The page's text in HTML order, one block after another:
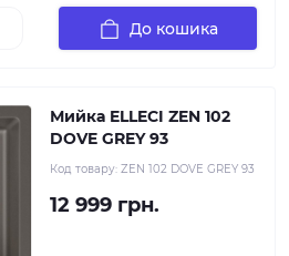
До кошика
Мийка ELLECI ZEN 102
DOVE GREY 93
Код товару: ZEN 102 DOVE GREY 93
12 999 грн.